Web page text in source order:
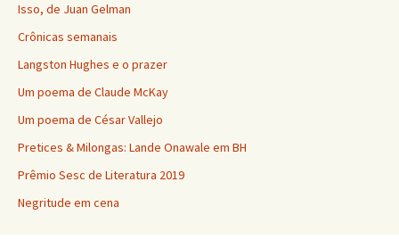
Isso, de Juan Gelman
Crônicas semanais
Langston Hughes e o prazer
Um poema de Claude McKay
Um poema de César Vallejo
Pretices & Milongas: Lande Onawale em BH
Prêmio Sesc de Literatura 2019
Negritude em cena